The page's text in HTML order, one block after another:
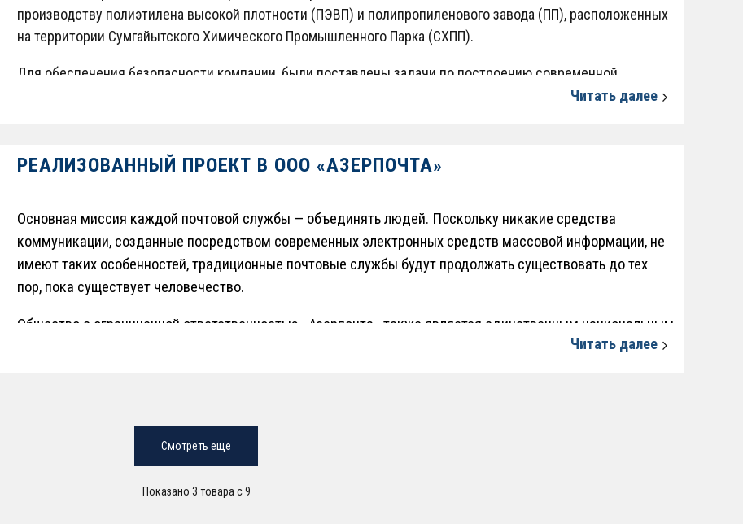
производству полиэтилена высокой плотности (ПЭВП) и полипропиленового завода (ПП), расположенных
на территории Сумгайытского Химического Промышленного Парка (СХПП).
Для обеспечения безопасности компании, были поставлены задачи по построению современной
Читать далее
РЕАЛИЗОВАННЫЙ ПРОЕКТ В ООО «АЗЕРПОЧТА»
Основная миссия каждой почтовой службы — объединять людей. Поскольку никакие средства
коммуникации, созданные посредством современных электронных средств массовой информации, не
имеют таких особенностей, традиционные почтовые службы будут продолжать существовать до тех
пор, пока существует человечество.
Общество с ограниченной ответственностью «Азерпочта» также является единственным национальным
Безопасность объектов — сложная задача, требующая объединения усилий многих людей и
привлечения значительных средств. Довольно проблематично обеспечить полноценную защиту
Читать далее
Смотреть еще
Показано 3 товара с 9